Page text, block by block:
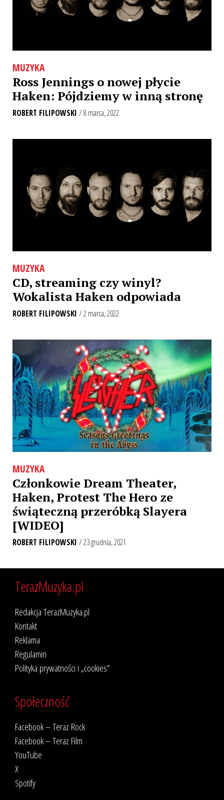
MUZYKA
Ross Jennings o nowej płycie
Haken: Pójdziemy w inną stronę
ROBERT FILIPOWSKI / 8 marca, 2022
MUZYKA
CD, streaming czy winyl?
Wokalista Haken odpowiada
ROBERT FILIPOWSKI / 2 marca, 2022
MUZYKA
Członkowie Dream Theater,
Haken, Protest The Hero ze
świąteczną przeróbką Slayera
[WIDEO]
ROBERT FILIPOWSKI / 23 grudnia, 2021
TerazMuzyka.pl
Redakcja TerazMuzyka.pl
Kontakt
Reklama
Regulamin
Polityka prywatności i „cookies”
Społeczność
Facebook – Teraz Rock
Facebook – Teraz Film
YouTube
X
Spotify